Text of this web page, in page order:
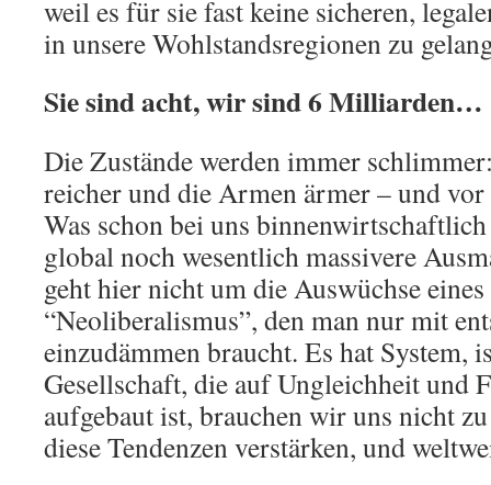
weil es für sie fast keine sicheren,
in unsere Wohlstandsregionen zu
Sie sind acht, wir sind 6 Milliarden…
Die Zustände werden immer
reicher und die Armen ärmer – und
Was schon bei uns
global noch wesentlich massivere
geht hier nicht um die Auswüchse
“Neoliberalismus”, den man nur mit
einzudämmen braucht. Es hat System,
Gesellschaft, die auf Ungleichheit und
aufgebaut ist, brauchen wir uns nicht
diese Tendenzen verstärken, und